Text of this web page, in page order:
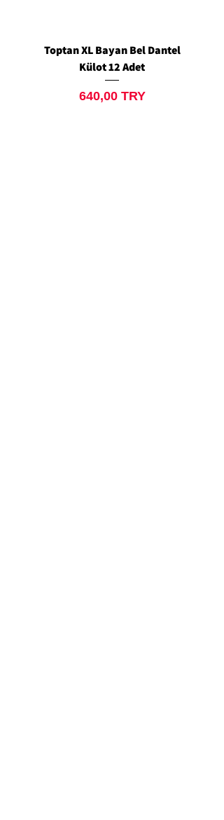
Toptan XL Bayan Bel Dantel
Külot 12 Adet
Price
640,00 TRY